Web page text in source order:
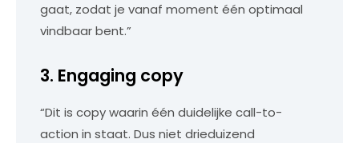
gaat, zodat je vanaf moment één optimaal
vindbaar bent.”
3. Engaging copy
“Dit is copy waarin één duidelijke call-to-
action in staat. Dus niet drieduizend